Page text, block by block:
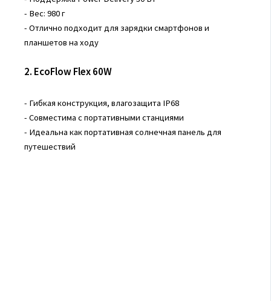
- Вес: 980 г
- Отлично подходит для зарядки смартфонов и
планшетов на ходу
2. EcoFlow Flex 60W
- Гибкая конструкция, влагозащита IP68
- Совместима с портативными станциями
- Идеальна как портативная солнечная панель для
путешествий